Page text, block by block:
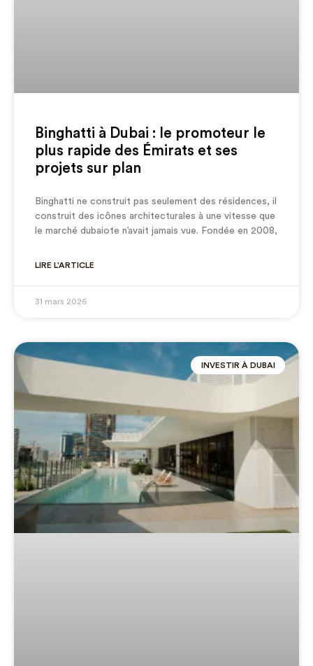
Binghatti à Dubai : le promoteur le
plus rapide des Émirats et ses
projets sur plan
Binghatti ne construit pas seulement des résidences, il
construit des icônes architecturales à une vitesse que
le marché dubaiote n’avait jamais vue. Fondée en 2008,
LIRE L'ARTICLE
31 mars 2026
INVESTIR À DUBAI